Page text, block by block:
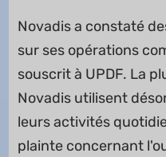
Novadis a constaté
sur ses opérations
souscrit à UPDF. La
Novadis utilisent
leurs activités
plainte concernant